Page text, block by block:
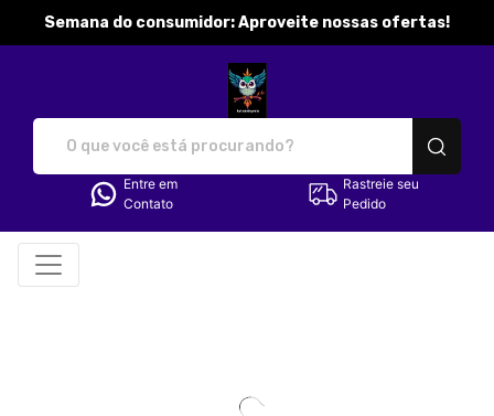
Semana do consumidor: Aproveite nossas ofertas!
Entre em
Contato
Rastreie seu
Pedido